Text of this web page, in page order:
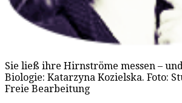
Sie ließ ihre Hirnströme messen –
Biologie: Katarzyna Kozielska. Foto:
Freie Bearbeitung